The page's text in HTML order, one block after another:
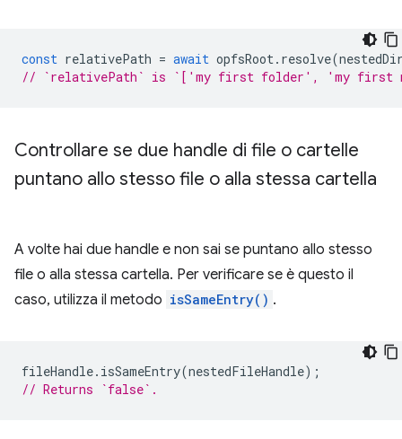
const relativePath = await opfsRoot . resolve(
// `relativePath` is `['my first folder', 'my first
Controllare se due handle di file o cartelle
puntano allo stesso file o alla stessa cartella
A volte hai due handle e non sai se puntano allo stesso
file o alla stessa cartella. Per verificare se è questo il
caso, utilizza il metodo isSameEntry() .
fileHandle. isSameEntry(nestedFileHandle);
// Returns `false`.